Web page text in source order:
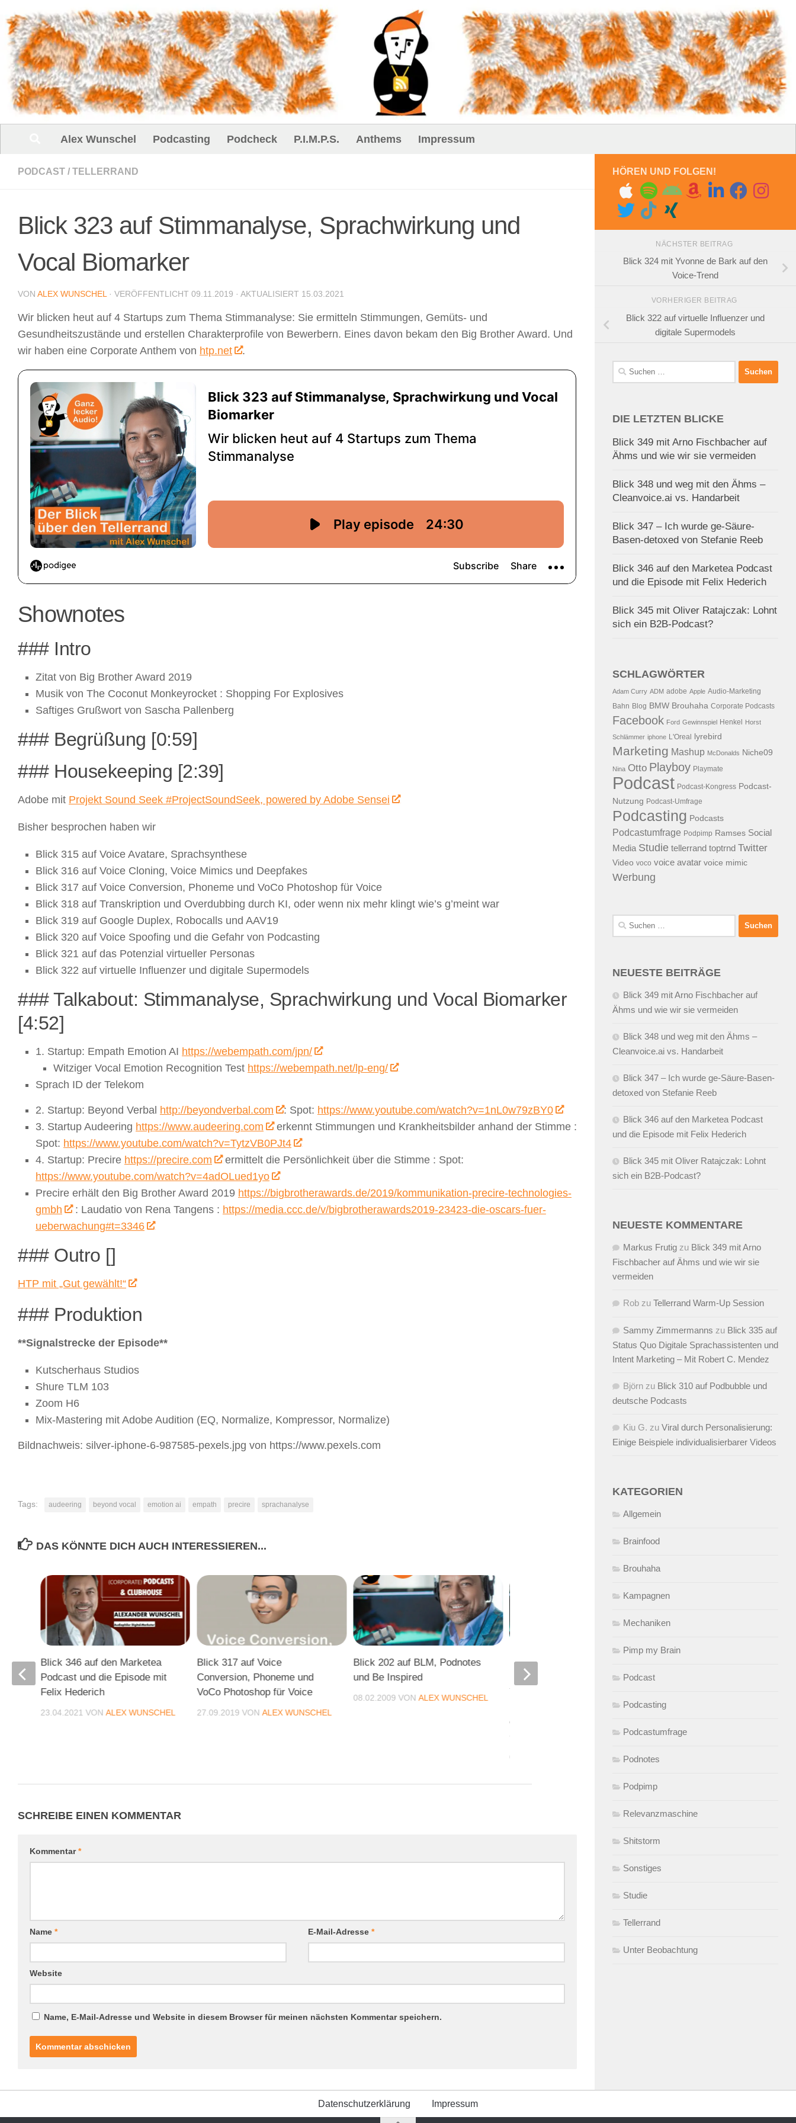
Unter dem Inhalt
Alex Wunschel Podcasting Podcheck P.I.M.P.S. Anthems Impressum
PODCAST / TELLERRAND
Blick 323 auf Stimmanalyse, Sprachwirkung und
Vocal Biomarker
VON ALEX WUNSCHEL · VERÖFFENTLICHT 09.11.2019 · AKTUALISIERT 15.03.2021
Wir blicken heut auf 4 Startups zum Thema Stimmanalyse: Sie ermitteln Stimmungen, Gemüts- und
Gesundheitszustände und erstellen Charakterprofile von Bewerbern. Eines davon bekam den Big Brother Award. Und
wir haben eine Corporate Anthem von htp.net .
Shownotes
### Intro
Zitat von Big Brother Award 2019
Musik von The Coconut Monkeyrocket : Shopping For Explosives
Saftiges Grußwort von Sascha Pallenberg
### Begrüßung [0:59]
### Housekeeping [2:39]
Adobe mit Projekt Sound Seek #ProjectSoundSeek, powered by Adobe Sensei
Bisher besprochen haben wir
Blick 315 auf Voice Avatare, Sprachsynthese
Blick 316 auf Voice Cloning, Voice Mimics und Deepfakes
Blick 317 auf Voice Conversion, Phoneme und VoCo Photoshop für Voice
Blick 318 auf Transkription und Overdubbing durch KI, oder wenn nix mehr klingt wie’s g’meint war
Blick 319 auf Google Duplex, Robocalls und AAV19
Blick 320 auf Voice Spoofing und die Gefahr von Podcasting
Blick 321 auf das Potenzial virtueller Personas
Blick 322 auf virtuelle Influenzer und digitale Supermodels
### Talkabout: Stimmanalyse, Sprachwirkung und Vocal Biomarker
[4:52]
1. Startup: Empath Emotion AI https://webempath.com/jpn/
Witziger Vocal Emotion Recognition Test https://webempath.net/lp-eng/
Sprach ID der Telekom
2. Startup: Beyond Verbal http://beyondverbal.com : Spot: https://www.youtube.com/watch?v=1nL0w79zBY0
3. Startup Audeering https://www.audeering.com
erkennt Stimmungen und Krankheitsbilder anhand der Stimme :
Spot: https://www.youtube.com/watch?v=TytzVB0PJt4
4. Startup: Precire https://precire.com
ermittelt die Persönlichkeit über die Stimme : Spot:
https://www.youtube.com/watch?v=4adOLued1yo
Precire erhält den Big Brother Award 2019 https://bigbrotherawards.de/2019/kommunikation-precire-technologies-
gmbh
: Laudatio von Rena Tangens : https://media.ccc.de/v/bigbrotherawards2019-23423-die-oscars-fuer-
ueberwachung#t=3346
### Outro []
HTP mit „Gut gewählt!“
### Produktion
**Signalstrecke der Episode**
Kutscherhaus Studios
Shure TLM 103
Zoom H6
Mix-Mastering mit Adobe Audition (EQ, Normalize, Kompressor, Normalize)
Bildnachweis: silver-iphone-6-987585-pexels.jpg von https://www.pexels.com
Tags: audeering beyond vocal emotion ai empath precire sprachanalyse
DAS KÖNNTE DICH AUCH INTERESSIEREN...
Blick 317 auf Voice
Conversion, Phoneme und
VoCo Photoshop für Voice
27.09.2019 VONALEX WUNSCHEL
Blick 202 auf BLM, Podnotes
und Be Inspired
08.02.2009 VONALEX WUNSCHEL
Blick 221 auf das Podcast-
Patent, Video-Werbung bei
Youtube, 1 Mio. deutsche
deutsche Twitternutzer und
07.08.2009 ALEX WUNSCHEL
und Politifact Song
04.02.2008
Blick 346 auf den Marketea
Podcast und die Episode mit
Felix Hederich
23.04.2021 VONALEX WUNSCHEL
SCHREIBE EINEN KOMMENTAR
Kommentar*
Name * E-Mail-Adresse*
Website
Name, E-Mail-Adresse und Website in diesem Browser für meinen nächsten Kommentar speichern.
HÖREN UND FOLGEN!
NÄCHSTER BEITRAG
Blick 324 mit Yvonne de Bark auf den
Voice-Trend
VORHERIGER BEITRAG
Blick 322 auf virtuelle Influenzer und
digitale Supermodels
Suchen
nach:
DIE LETZTEN BLICKE
Blick 349 mit Arno Fischbacher auf
Ähms und wie wir sie vermeiden
Blick 348 und weg mit den Ähms –
Cleanvoice.ai vs. Handarbeit
Blick 347 – Ich wurde ge-Säure-
Basen-detoxed von Stefanie Reeb
Blick 346 auf den Marketea Podcast
und die Episode mit Felix Hederich
Blick 345 mit Oliver Ratajczak: Lohnt
sich ein B2B-Podcast?
SCHLAGWÖRTER
Adam Curry ADM adobe Apple Audio-Marketing
Bahn Blog BMW Brouhaha Corporate Podcasts
Facebook Ford Gewinnspiel Henkel Horst
Schlämmer iphone L'Oreal lyrebird
Marketing Mashup McDonalds Niche09
Nina Otto Playboy Playmate
Podcast Podcast-Kongress Podcast-
Nutzung Podcast-Umfrage
Podcasting Podcasts
Podcastumfrage Podpimp Ramses Social
Media Studie tellerrand toptrnd Twitter
Video voco voice avatar voice mimic
Werbung
Suchen
nach:
NEUESTE BEITRÄGE
Blick 349 mit Arno Fischbacher auf
Ähms und wie wir sie vermeiden
Blick 348 und weg mit den Ähms –
Cleanvoice.ai vs. Handarbeit
Blick 347 – Ich wurde ge-Säure-Basen-
detoxed von Stefanie Reeb
Blick 346 auf den Marketea Podcast
und die Episode mit Felix Hederich
Blick 345 mit Oliver Ratajczak: Lohnt
sich ein B2B-Podcast?
NEUESTE KOMMENTARE
Markus Frutig zu Blick 349 mit Arno
Fischbacher auf Ähms und wie wir sie
vermeiden
Rob zu Tellerrand Warm-Up Session
Sammy Zimmermanns zu Blick 335 auf
Status Quo Digitale Sprachassistenten und
Intent Marketing – Mit Robert C. Mendez
Björn zu Blick 310 auf Podbubble und
deutsche Podcasts
Kiu G. zu Viral durch Personalisierung:
Einige Beispiele individualisierbarer Videos
KATEGORIEN
Allgemein
Brainfood
Brouhaha
Kampagnen
Mechaniken
Pimp my Brain
Podcast
Podcasting
Podcastumfrage
Podnotes
Podpimp
Relevanzmaschine
Shitstorm
Sonstiges
Studie
Tellerrand
Unter Beobachtung
Datenschutzerklärung Impressum